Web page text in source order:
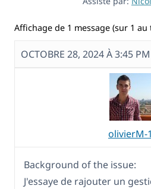
Affichage de 1 message (sur 1 au
OCTOBRE 28, 2024 À 3:45 PM
olivierM-
Background of the issue:
J'essaye de rajouter un